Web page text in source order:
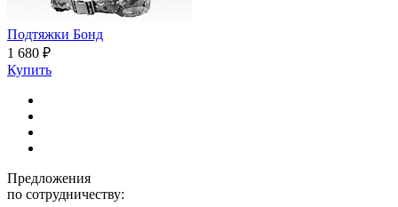
Подтяжки Бонд
1 680 ₽
Купить
Предложения
по сотрудничеству: